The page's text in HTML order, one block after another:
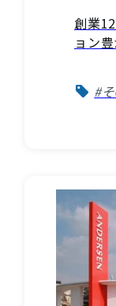
創業
ョン
#